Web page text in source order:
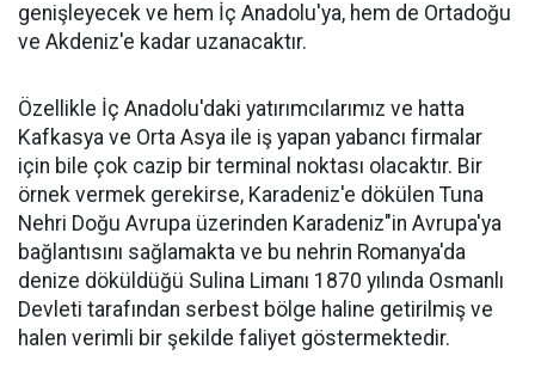
genişleyecek ve hem İç Anadolu'ya, hem de Ortadoğu
ve Akdeniz'e kadar uzanacaktır.
Özellikle İç Anadolu'daki yatırımcılarımız ve hatta
Kafkasya ve Orta Asya ile iş yapan yabancı firmalar
için bile çok cazip bir terminal noktası olacaktır. Bir
örnek vermek gerekirse, Karadeniz'e dökülen Tuna
Nehri Doğu Avrupa üzerinden Karadeniz"in Avrupa'ya
bağlantısını sağlamakta ve bu nehrin Romanya'da
denize döküldüğü Sulina Limanı 1870 yılında Osmanlı
Devleti tarafından serbest bölge haline getirilmiş ve
halen verimli bir şekilde faliyet göstermektedir.